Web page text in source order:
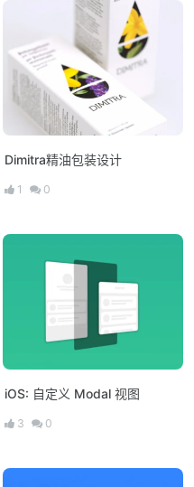
Dimitra精油包装设计
1 0
iOS: 自定义 Modal 视图
3 0